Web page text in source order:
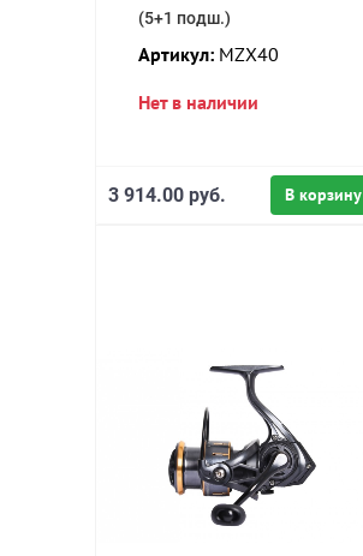
(5+1 подш.)
Артикул: MZX40
Нет в наличии
В корзину
3 914.00 руб.